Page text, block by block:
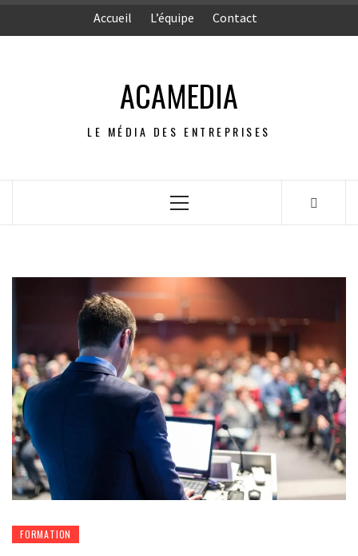
Accueil L’équipe Contact
ACAMEDIA
LE MÉDIA DES ENTREPRISES
Menu
FORMATION